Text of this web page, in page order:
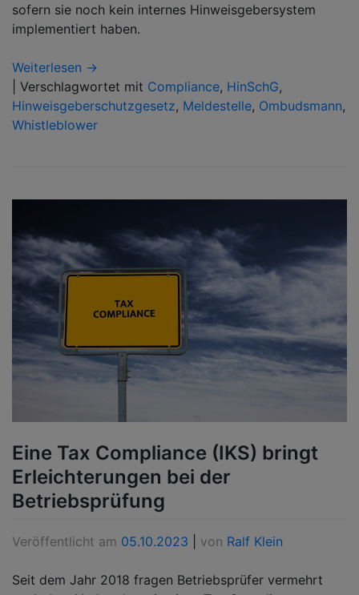
sofern sie noch kein internes Hinweisgebersystem
implementiert haben.
Weiterlesen →
Verschlagwortet mit Compliance, HinSchG,
Hinweisgeberschutzgesetz, Meldestelle, Ombudsmann,
Whistleblower
Eine Tax Compliance (IKS) bringt
Erleichterungen bei der
Betriebsprüfung
Veröffentlicht am 05.10.2023 von Ralf Klein
Seit dem Jahr 2018 fragen Betriebsprüfer vermehrt